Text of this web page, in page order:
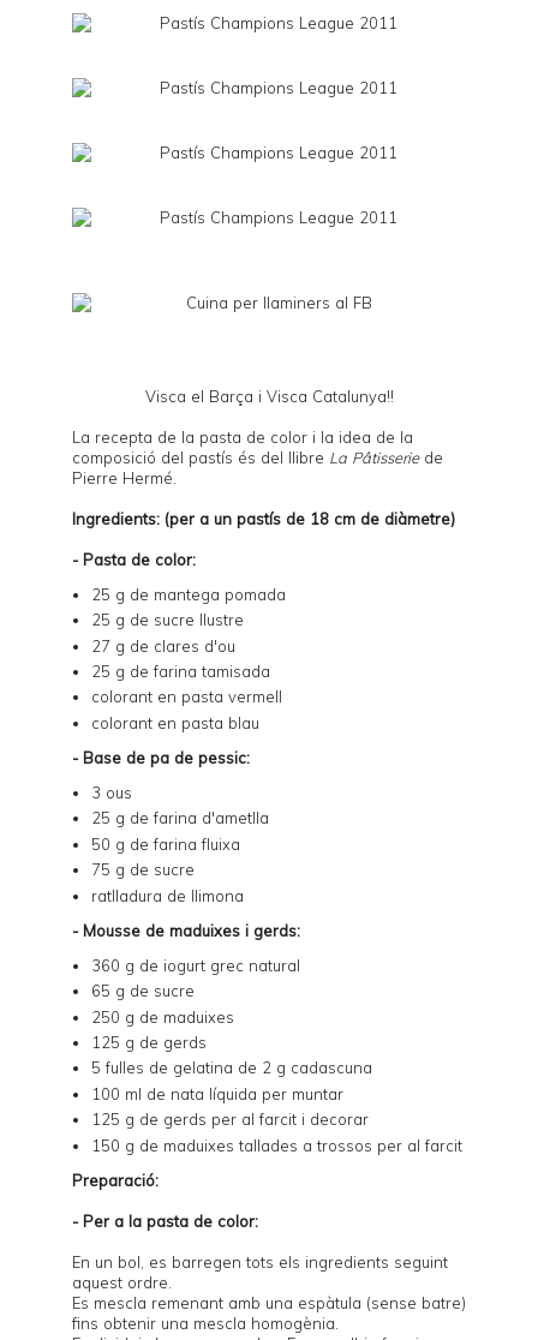
Visca el Barça i Visca Catalunya!!
La recepta de la pasta de color i la idea de la
composició del pastís és del llibre La Pâtisseriede
Pierre Hermé.
Ingredients: (per a un pastís de 18 cm de diàmetre)
- Pasta de color:
25 g de mantega pomada
25 g de sucre llustre
27 g de clares d'ou
25 g de farina tamisada
colorant en pasta vermell
colorant en pasta blau
- Base de pa de pessic:
3 ous
25 g de farina d'ametlla
50 g de farina fluixa
75 g de sucre
ratlladura de llimona
- Mousse de maduixes i gerds:
360 g de iogurt grec natural
65 g de sucre
250 g de maduixes
125 g de gerds
5 fulles de gelatina de 2 g cadascuna
100 ml de nata líquida per muntar
125 g de gerds per al farcit i decorar
150 g de maduixes tallades a trossos per al farcit
Preparació:
- Per a la pasta de color:
En un bol, es barregen tots els ingredients seguint
aquest ordre.
Es mescla remenant amb una espàtula (sense batre)
fins obtenir una mescla homogènia.